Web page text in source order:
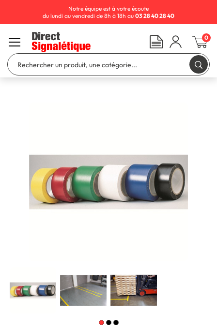
Notre équipe est à votre écoute
du lundi au vendredi de 8h à 18h au 03 28 40 28 40
0